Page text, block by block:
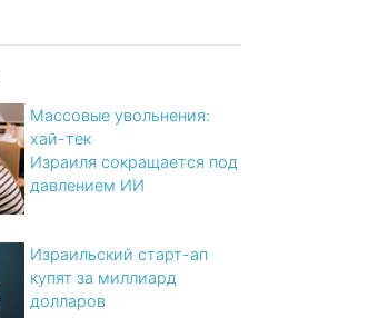
Массовые увольнения:
хай-тек
Израиля сокращается под
давлением ИИ
Израильский старт-ап
купят за миллиард
долларов